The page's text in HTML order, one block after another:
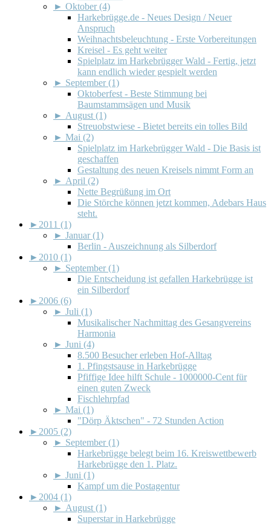
► Oktober (4)
Harkebrügge.de - Neues Design / Neuer
Anspruch
Weihnachtsbeleuchtung - Erste Vorbereitungen
Kreisel - Es geht weiter
Spielplatz im Harkebrügger Wald - Fertig, jetzt
kann endlich wieder gespielt werden
► September (1)
Oktoberfest - Beste Stimmung bei
Baumstammsägen und Musik
► August (1)
Streuobstwiese - Bietet bereits ein tolles Bild
► Mai (2)
Spielplatz im Harkebrügger Wald - Die Basis ist
geschaffen
Gestaltung des neuen Kreisels nimmt Form an
► April (2)
Nette Begrüßung im Ort
Die Störche können jetzt kommen, Adebars Haus
steht.
► 2011 (1)
► Januar (1)
Berlin - Auszeichnung als Silberdorf
► 2010 (1)
► September (1)
Die Entscheidung ist gefallen Harkebrügge ist
ein Silberdorf
► 2006 (6)
► Juli (1)
Musikalischer Nachmittag des Gesangvereins
Harmonia
► Juni (4)
8.500 Besucher erleben Hof-Alltag
1. Pfingstsause in Harkebrügge
Pfiffige Idee hilft Schule - 1000000-Cent für
einen guten Zweck
Fischlehrpfad
► Mai (1)
"Dörp Äktschen" - 72 Stunden Action
► 2005 (2)
► September (1)
Harkebrügge belegt beim 16. Kreiswettbewerb
Harkebrügge den 1. Platz.
► Juni (1)
Kampf um die Postagentur
► 2004 (1)
► August (1)
Superstar in Harkebrügge